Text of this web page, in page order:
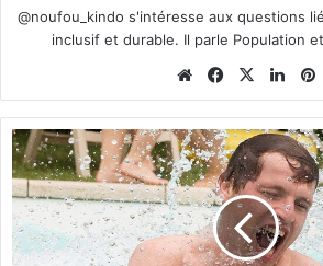
@noufou_kindo s'intéresse aux questions
inclusif et durable. Il parle Population
We
bsi
te
Fa
ce
bo
ok
X
Lin
ke
din
C
i
n
m
a